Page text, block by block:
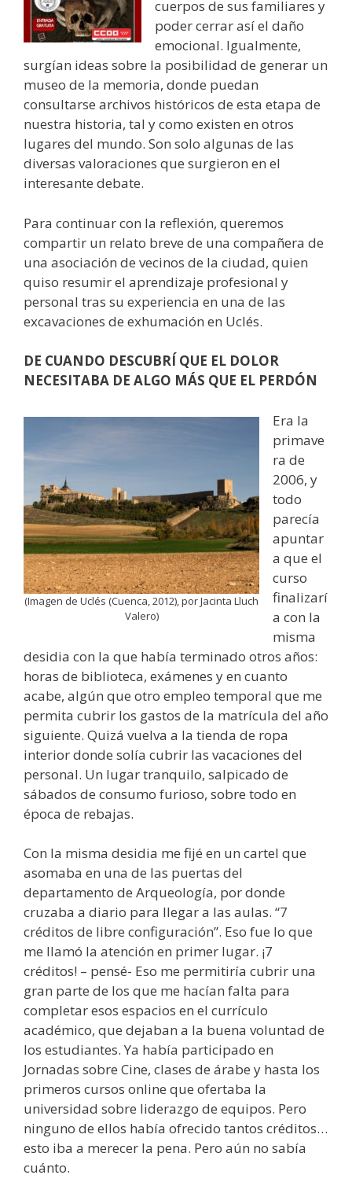
cuerpos de sus familiares y
poder cerrar así el daño
emocional. Igualmente,
surgían ideas sobre la posibilidad de generar un
museo de la memoria, donde puedan
consultarse archivos históricos de esta etapa de
nuestra historia, tal y como existen en otros
lugares del mundo. Son solo algunas de las
diversas valoraciones que surgieron en el
interesante debate.
Para continuar con la reflexión, queremos
compartir un relato breve de una compañera de
una asociación de vecinos de la ciudad, quien
quiso resumir el aprendizaje profesional y
personal tras su experiencia en una de las
excavaciones de exhumación en Uclés.
DE CUANDO DESCUBRÍ QUE EL DOLOR
NECESITABA DE ALGO MÁS QUE EL PERDÓN
(Imagen de Uclés (Cuenca, 2012), por Jacinta Lluch
Valero)
Era la
primave
ra de
2006, y
todo
parecía
apuntar
a que el
curso
finalizarí
a con la
misma
desidia con la que había terminado otros años:
horas de biblioteca, exámenes y en cuanto
acabe, algún que otro empleo temporal que me
permita cubrir los gastos de la matrícula del año
siguiente. Quizá vuelva a la tienda de ropa
interior donde solía cubrir las vacaciones del
personal. Un lugar tranquilo, salpicado de
sábados de consumo furioso, sobre todo en
época de rebajas.
Con la misma desidia me fijé en un cartel que
asomaba en una de las puertas del
departamento de Arqueología, por donde
cruzaba a diario para llegar a las aulas. “7
créditos de libre configuración”. Eso fue lo que
me llamó la atención en primer lugar. ¡7
créditos! – pensé- Eso me permitiría cubrir una
gran parte de los que me hacían falta para
completar esos espacios en el currículo
académico, que dejaban a la buena voluntad de
los estudiantes. Ya había participado en
Jornadas sobre Cine, clases de árabe y hasta los
primeros cursos online que ofertaba la
universidad sobre liderazgo de equipos. Pero
ninguno de ellos había ofrecido tantos créditos…
esto iba a merecer la pena. Pero aún no sabía
cuánto.